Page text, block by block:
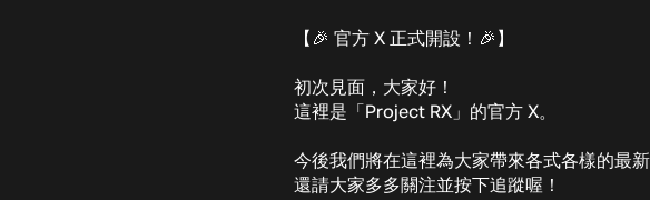
【🎉 官方 X 正式開設！🎉】
初次見面，大家好！
這裡是「Project RX」的官方 X。
今後我們將在這裡為大家帶來各式各樣的最新
還請大家多多關注並按下追蹤喔！